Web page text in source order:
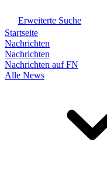
Erweiterte Suche
Startseite
Nachrichten
Nachrichten
Nachrichten auf FN
Alle News